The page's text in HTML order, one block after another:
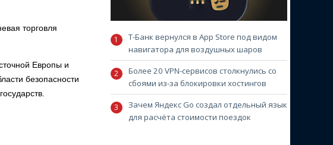
торговля
Европы и
безопасности
Т-Банк вернулся в App Store под видом
навигатора для воздушных шаров
Более 20 VPN-сервисов столкнулись со
сбоями из-за блокировки хостингов
Зачем Яндекс Go создал отдельный язык
для расчёта стоимости поездок